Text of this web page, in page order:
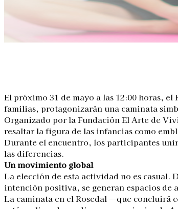
El próximo 31 de mayo a las 12:00 horas,
familias, protagonizarán una caminata
Organizado por la Fundación El Arte de
resaltar la figura de las infancias como
Durante el encuentro, los participantes
las diferencias.
Un movimiento global
La elección de esta actividad no es casual.
intención positiva, se generan espacios de
La caminata en el Rosedal —que concluirá